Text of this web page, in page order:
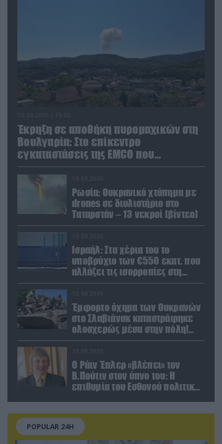
Έκρηξη σε αποθήκη πυρομαχικών στη
Βουλγαρία: Στο επίκεντρο
εγκαταστάσεις της EMCO που
προμηθεύει την Ουκρανία
Ρωσία: Ουκρανικό χτύπημα με
drones σε διυλιστήριο στο
Ταταρστάν – 13 νεκροί (βίντεο)
Ισραήλ: Στα χέρια του το
υποβρύχιο των €550 εκατ. που
αλλάζει τις ισορροπίες στη
Μέση Ανατολή (βίντεο)
Έμφορτο όχημα των Ουκρανών
στο Σλαβιάνσκ καταστράφηκε
ολοσχερώς μέσα στην πόλη!
(βίντεο)
Ο Ράιν Έπλερ «βλέπει» τον
Β.Πούτιν στον ύπνο του: Η
επιθυμία του Εσθονού πολιτικού
POPULAR 24H